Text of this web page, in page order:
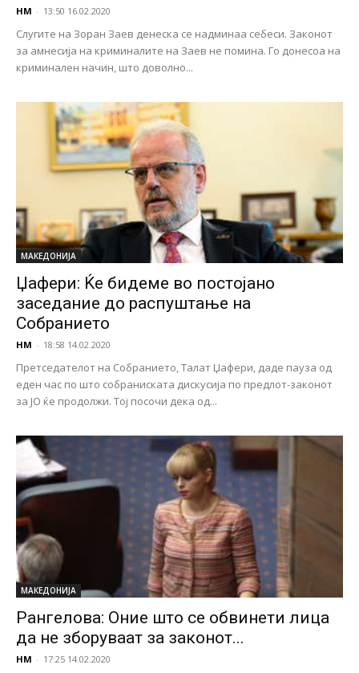
НМ - 13:50 16.02.2020
Слугите на Зоран Заев денеска се надминаа себеси. Законот
за амнесија на криминалите на Заев не помина. Го донесоа на
криминален начин, што доволно...
МАКЕДОНИЈА
Џафери: Ќе бидеме во постојано
заседание до распуштање на
Собранието
НМ - 18:58 14.02.2020
Претседателот на Собранието, Талат Џафери, даде пауза од
еден час по што собраниската дискусија по предлот-законот
за ЈО ќе продолжи. Тој посочи дека од...
МАКЕДОНИЈА
Рангелова: Оние што се обвинети лица
да не зборуваат за законот...
НМ - 17:25 14.02.2020